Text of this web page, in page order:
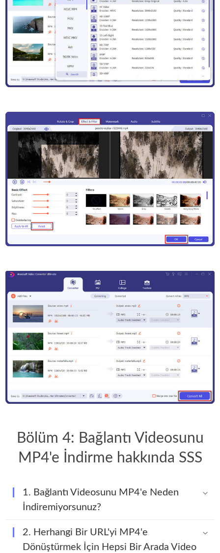
Bölüm 4: Bağlantı Videosunu
MP4'e İndirme hakkında SSS
1. Bağlantı Videosunu MP4'e Neden
İndiremiyorsunuz?
2. Herhangi Bir URL'yi MP4'e
Dönüştürmek İçin Hepsi Bir Arada Video